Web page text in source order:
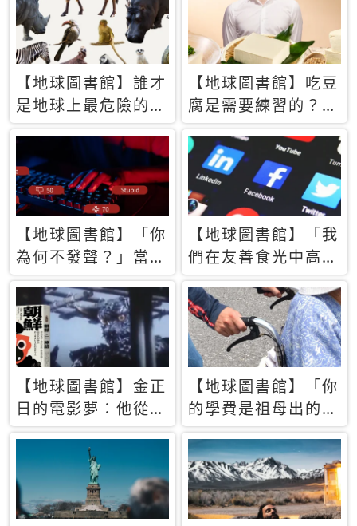
殿魅力
【地球圖書館】誰才
是地球上最危險的動
物？人類喜好決定哪
些動物「揹黑鍋」
【地球圖書館】吃豆
腐是需要練習的？當
西方人試圖用「煉
乳」配上那塊無味的
白色豆腐
【地球圖書館】「你
為何不發聲？」當情
緒淹沒理智 你以為
的正義成為壓迫他人
的工具
【地球圖書館】「我
們在友善食光中高呼
民主自由，然後被刪
文」一本給Z世代的
末日寶懺《困在社群
平台》
【地球圖書館】金正
日的電影夢：他從南
韓綁來導演和演員，
卻拍出諷刺獨裁者的
北韓電影《平壤怪
獸》
【地球圖書館】「你
的學費是祖母出的」
當孝順變成情緒勒
索，日本孫女弒親案
背後的照護壓力